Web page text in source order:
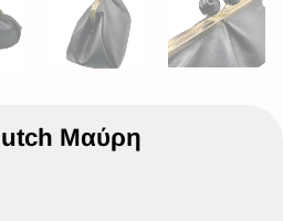
Μαύρη